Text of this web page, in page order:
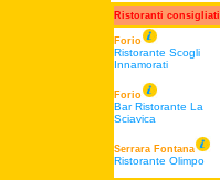
Ristoranti consigliati
Forio
Ristorante Scogli
Innamorati
Forio
Bar Ristorante La
Sciavica
Serrara Fontana
Ristorante Olimpo